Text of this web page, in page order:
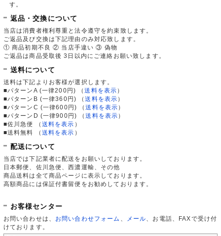
す。
返品・交換について
当店は消費者権利尊重と法令遵守を約束致します。
ご返品及び交換は下記理由のみ対応致します。
① 商品初期不良 ② 当店手違い ③ 偽物
ご返品は商品受取後 3日以内にご連絡お願い致します。
送料について
送料は下記よりお客様が選択します。
■パターンA (一律200円)
（送料を表示 ）
■パターンB (一律360円)
（送料を表示 ）
■パターンC (一律600円)
（送料を表示 ）
■パターンD (一律900円)
（送料を表示 ）
■佐川急便
（ 送料を表示 ）
■送料無料
（ 送料を表示 ）
配送について
当店では下記業者に配送をお願いしております。
日本郵便、佐川急便、西濃運輸、その他
商品送料は全て商品ページに表示しております。
高額商品には保証付書留便をお勧めしております。
お客様センター
お問い合わせは、 お問い合わせフォーム メール 、お電話、FAXで受け付
けております。